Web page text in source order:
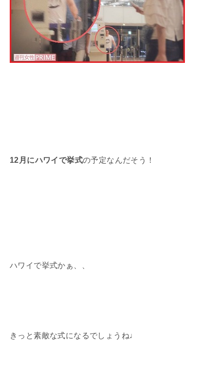
12月にハワイで挙式の予定なんだそう！
ハワイで挙式かぁ、、
きっと素敵な式になるでしょうね♩